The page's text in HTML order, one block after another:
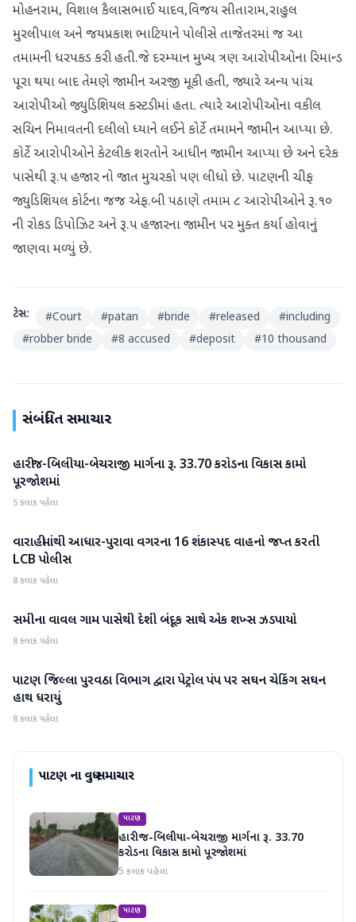
મોહનરામ, વિશાલ કૈલાસભાઈ યાદવ,વિજય સીતારામ,રાહુલ
મુરલીપાલ અને જયપ્રકાશ ભાટિયાને પોલીસે તાજેતરમાં જ આ
તમામની ધરપકડ કરી હતી.જે દરમ્યાન મુખ્ય ત્રણ આરોપીઓના રિમાન્ડ
પૂરા થયા બાદ તેમણે જામીન અરજી મૂકી હતી, જ્યારે અન્ય પાંચ
આરોપીઓ જ્યુડિશિયલ કસ્ટડીમાં હતા. ત્યારે આરોપીઓના વકીલ
સચિન નિમાવતની દલીલો ધ્યાને લઈને કોર્ટે તમામને જામીન આપ્યા છે.
કોર્ટે આરોપીઓને કેટલીક શરતોને આધીન જામીન આપ્યા છે અને દરેક
પાસેથી રૂ.૫ હજાર નો જાત મુચરકો પણ લીધો છે. પાટણની ચીફ
જ્યુડિશિયલ કોર્ટના જજ એફ.બી પઠાણે તમામ ૮ આરોપીઓને રૂ.૧૦
ની રોકડ ડિપોઝિટ અને રૂ.૫ હજારના જામીન પર મુક્ત કર્યા હોવાનું
જાણવા મળ્યું છે.
ટેગ્સ: #Court #patan #bride #released #including
#robber bride #8 accused #deposit #10 thousand
સંબંધિત સમાચાર
પાટણ
હારીજ-બિલીયા-બેચરાજી માર્ગના રૂ. 33.70 કરોડના વિકાસ કામો
પૂરજોશમાં
5 કલાક પહેલા
પાટણ
વારાહીમાંથી આધાર-પુરાવા વગરના 16 શંકાસ્પદ વાહનો જપ્ત કરતી
LCB પોલીસ
8 કલાક પહેલા
પાટણ
સમીના વાવલ ગામ પાસેથી દેશી બંદૂક સાથે એક શખ્સ ઝડપાયો
8 કલાક પહેલા
પાટણ
પાટણ જિલ્લા પુરવઠા વિભાગ દ્વારા પેટ્રોલ પંપ પર સઘન ચેકિંગ સઘન
હાથ ધરાયું
8 કલાક પહેલા
પાટણના વધુ સમાચાર
પાટણ
હારીજ-બિલીયા-બેચરાજી માર્ગના રૂ. 33.70
કરોડના વિકાસ કામો પૂરજોશમાં
5 કલાક પહેલા
પાટણ